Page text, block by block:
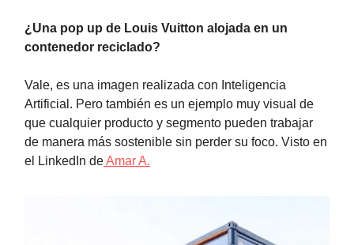
¿Una pop up de Louis Vuitton alojada en un
contenedor reciclado?
Vale, es una imagen realizada con Inteligencia
Artificial. Pero también es un ejemplo muy visual de
que cualquier producto y segmento pueden trabajar
de manera más sostenible sin perder su foco. Visto en
el LinkedIn deAmar A.